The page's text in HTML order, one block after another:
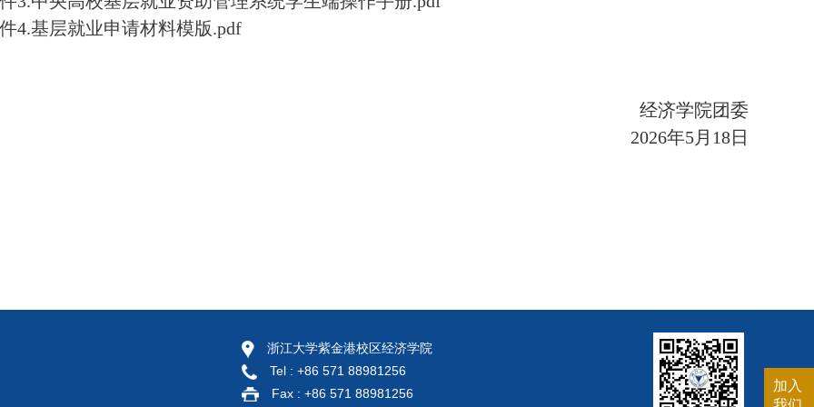
4.基层就业申请材料模版.pdf
经济学院团委
2026年5月 18日
浙江大学紫金港校区经济学院
Tel : +86 571 88981256
Fax : +86 571 88981256
加入